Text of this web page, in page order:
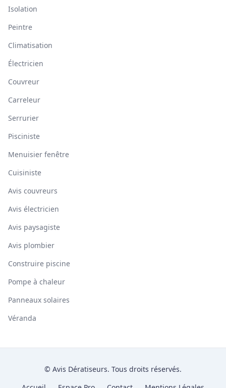
Isolation
Peintre
Climatisation
Électricien
Couvreur
Carreleur
Serrurier
Pisciniste
Menuisier fenêtre
Cuisiniste
Avis couvreurs
Avis électricien
Avis paysagiste
Avis plombier
Construire piscine
Pompe à chaleur
Panneaux solaires
Véranda
© Avis Dératiseurs. Tous droits réservés.